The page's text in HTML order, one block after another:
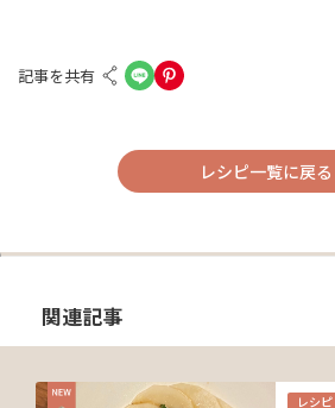
記事を共有
レシピ一覧に戻る
関連記事
レシピ